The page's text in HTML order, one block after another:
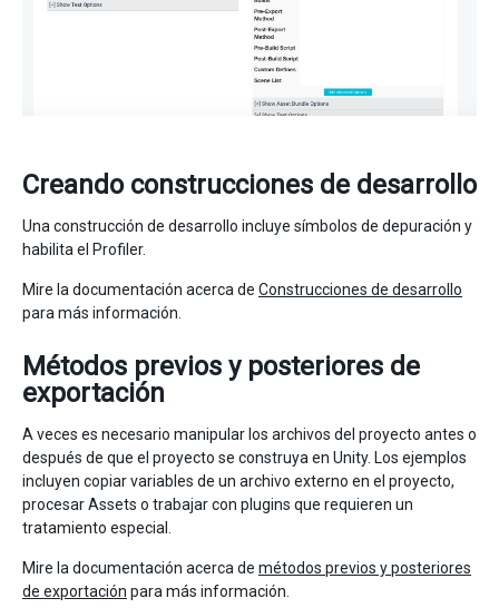
Creando construcciones de desarrollo
Una construcción de desarrollo incluye símbolos de depuración y
habilita el Profiler.
Mire la documentación acerca de Construcciones de desarrollo
para más información.
Métodos previos y posteriores de
exportación
A veces es necesario manipular los archivos del proyecto antes o
después de que el proyecto se construya en Unity. Los ejemplos
incluyen copiar variables de un archivo externo en el proyecto,
procesar Assets o trabajar con plugins que requieren un
tratamiento especial.
Mire la documentación acerca de métodos previos y posteriores
de exportación para más información.